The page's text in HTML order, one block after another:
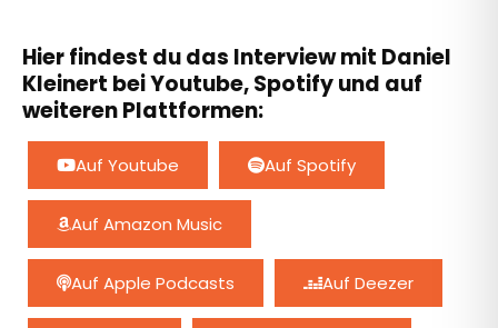
Hier findest du das Interview mit Daniel
Kleinert bei Youtube, Spotify und auf
weiteren Plattformen:
Auf Youtube Auf Spotify
Auf Amazon Music
Auf Apple Podcasts Auf Deezer